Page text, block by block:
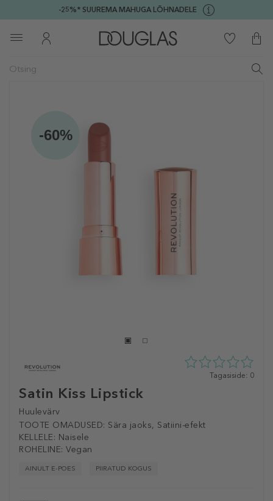
-25%* SUUREMA MAHUGA LÕHNADELE
-60%
Satin Kiss Lipstick
Huulevärv
TOOTE OMADUSED: Sära jaoks, Satiini-efekt
KELLELE: Naisele
ROHELINE: Vegan
AINULT E-POES PIIRATUD KOGUS
0
Tagasiside: 0